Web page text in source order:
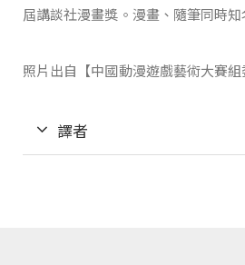
屆講談社漫畫獎。漫畫、隨筆同時知
照片出自【中國動漫遊戲藝術大賽組
譯者